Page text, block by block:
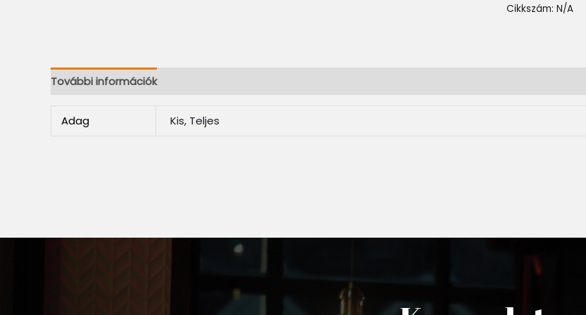
Cikkszám: N/A
További információk
Adag Kis, Teljes